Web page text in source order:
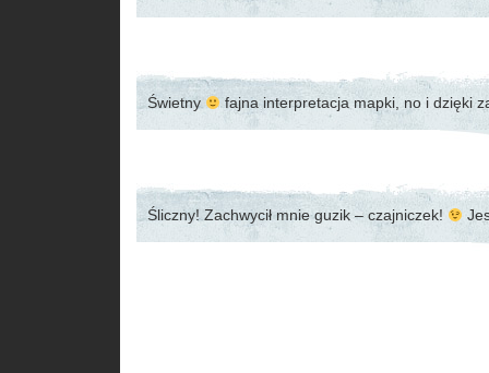
Świetny fajna interpretacja mapki, no i dzięki
Śliczny! Zachwycił mnie guzik – czajniczek!